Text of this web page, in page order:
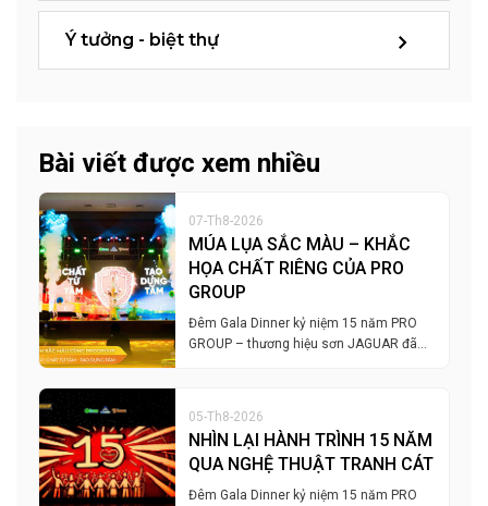
Ý tưởng - biệt thự
Bài viết được xem nhiều
07-Th8-2026
MÚA LỤA SẮC MÀU – KHẮC
HỌA CHẤT RIÊNG CỦA PRO
GROUP
Đêm Gala Dinner kỷ niệm 15 năm PRO
GROUP – thương hiệu sơn JAGUAR đã…
05-Th8-2026
NHÌN LẠI HÀNH TRÌNH 15 NĂM
QUA NGHỆ THUẬT TRANH CÁT
Đêm Gala Dinner kỷ niệm 15 năm PRO